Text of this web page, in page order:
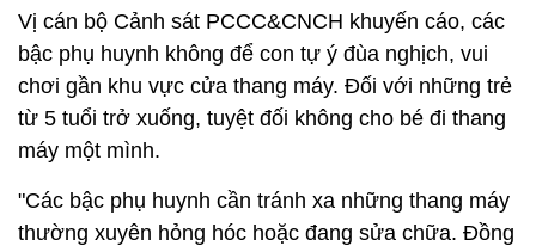
Vị cán bộ Cảnh sát PCCC&CNCH khuyến cáo, các
bậc phụ huynh không để con tự ý đùa nghịch, vui
chơi gần khu vực cửa thang máy. Đối với những trẻ
từ 5 tuổi trở xuống, tuyệt đối không cho bé đi thang
máy một mình.
"Các bậc phụ huynh cần tránh xa những thang máy
thường xuyên hỏng hóc hoặc đang sửa chữa. Đồng